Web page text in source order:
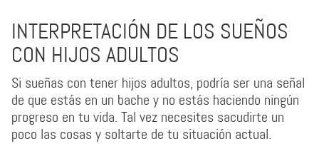
INTERPRETACIÓN DE LOS SUEÑOS
CON HIJOS ADULTOS
Si sueñas con tener hijos adultos, podría ser una señal
de que estás en un bache y no estás haciendo ningún
progreso en tu vida. Tal vez necesites sacudirte un
poco las cosas y soltarte de tu situación actual.